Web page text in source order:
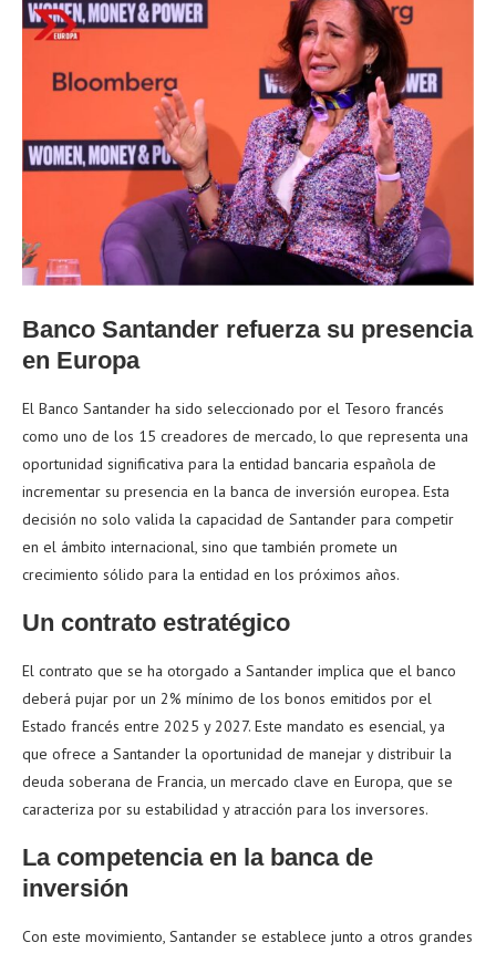
Banco Santander refuerza su presencia
en Europa
El Banco Santander ha sido seleccionado por el Tesoro francés
como uno de los 15 creadores de mercado, lo que representa una
oportunidad significativa para la entidad bancaria española de
incrementar su presencia en la banca de inversión europea. Esta
decisión no solo valida la capacidad de Santander para competir
en el ámbito internacional, sino que también promete un
crecimiento sólido para la entidad en los próximos años.
Un contrato estratégico
El contrato que se ha otorgado a Santander implica que el banco
deberá pujar por un 2% mínimo de los bonos emitidos por el
Estado francés entre 2025 y 2027. Este mandato es esencial, ya
que ofrece a Santander la oportunidad de manejar y distribuir la
deuda soberana de Francia, un mercado clave en Europa, que se
caracteriza por su estabilidad y atracción para los inversores.
La competencia en la banca de
inversión
Con este movimiento, Santander se establece junto a otros grandes